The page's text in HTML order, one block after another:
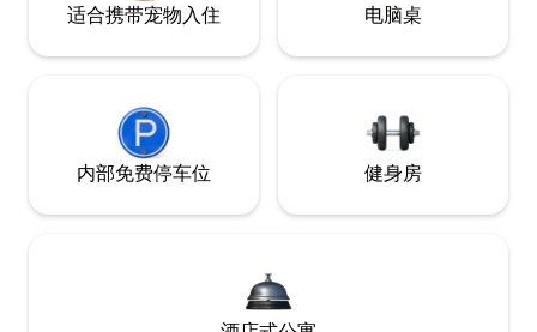
适合携带宠物入住 电脑桌
内部免费停车位 健身房